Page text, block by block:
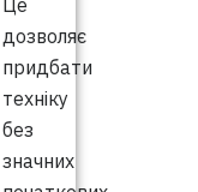
Це
дозволяє
придбати
техніку
без
значних